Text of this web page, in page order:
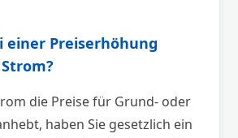
einer Preiserhöhung
die Preise für Grund- oder
haben Sie gesetzlich ein